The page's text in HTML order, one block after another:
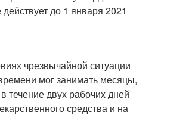
до 1 января 2021
чрезвычайной ситуации
мог занимать месяцы,
течение двух рабочих дней
средства и на